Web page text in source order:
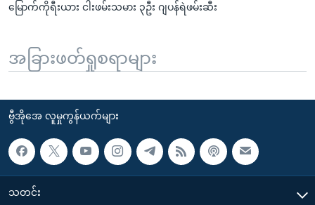
မြောက်ကိုရီးယား ငါးဖမ်းသမား ၃ဦး ဂျပန်ရဲဖမ်းဆီး
အခြားဖတ်ရှုစရာများ
ဗွီအိုအေ လူမှုကွန်ယက်များ
သတင်း